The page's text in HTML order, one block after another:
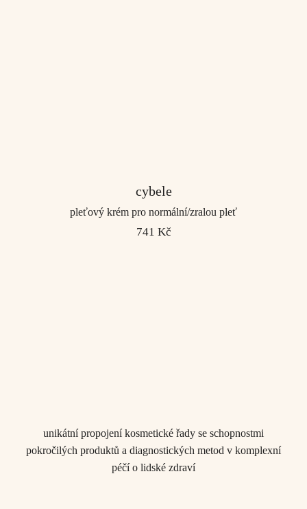
cybele
pleťový krém pro normální/zralou pleť
741 Kč
unikátní propojení kosmetické řady se schopnostmi
pokročilých produktů a diagnostických metod v komplexní
péčí o lidské zdraví